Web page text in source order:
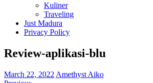
Kuliner
Traveling
Just Madura
Privacy Policy
Review-aplikasi-blu
March 22, 2022 Amethyst Aiko